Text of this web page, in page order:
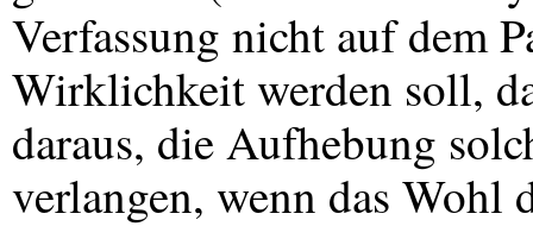
Verfassung nicht auf dem
Wirklichkeit werden soll,
daraus, die Aufhebung
verlangen, wenn das